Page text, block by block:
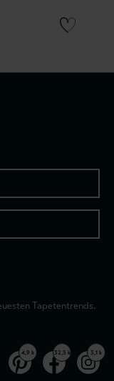
Tapetentrends.
4,9 k 32,5 k 3,1 k